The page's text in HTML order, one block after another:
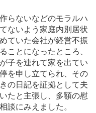
らないなどのモラルハ
ないよう家庭内別居状
ていた会社が経営不振
ことになったところ、
子を連れて家を出てい
を申し立てられ、その
の日記を証拠として夫
たと主張し、多額の慰
談にみえました。